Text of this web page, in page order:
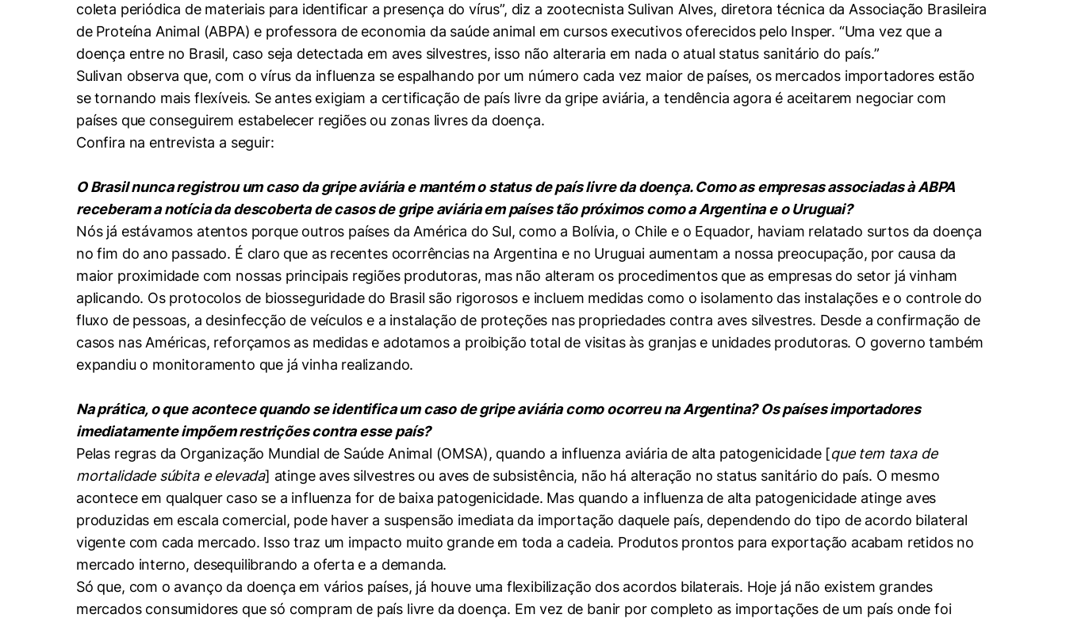
coleta periódica de materiais para identificar a presença do vírus”, diz a zootecnista Sulivan Alves, diretora técnica da Associação Brasileira
de Proteína Animal (ABPA) e professora de economia da saúde animal em cursos executivos oferecidos pelo Insper. “Uma vez que a
doença entre no Brasil, caso seja detectada em aves silvestres, isso não alteraria em nada o atual status sanitário do país.”
Sulivan observa que, com o vírus da influenza se espalhando por um número cada vez maior de países, os mercados importadores estão
se tornando mais flexíveis. Se antes exigiam a certificação de país livre da gripe aviária, a tendência agora é aceitarem negociar com
países que conseguirem estabelecer regiões ou zonas livres da doença.
Confira na entrevista a seguir:
O Brasil nunca registrou um caso da gripe aviária e mantém o status de país livre da doença. Como as empresas associadas à ABPA
receberam a notícia da descoberta de casos de gripe aviária em países tão próximos como a Argentina e o Uruguai?
Nós já estávamos atentos porque outros países da América do Sul, como a Bolívia, o Chile e o Equador, haviam relatado surtos da doença
no fim do ano passado. É claro que as recentes ocorrências na Argentina e no Uruguai aumentam a nossa preocupação, por causa da
maior proximidade com nossas principais regiões produtoras, mas não alteram os procedimentos que as empresas do setor já vinham
aplicando. Os protocolos de biosseguridade do Brasil são rigorosos e incluem medidas como o isolamento das instalações e o controle do
fluxo de pessoas, a desinfecção de veículos e a instalação de proteções nas propriedades contra aves silvestres. Desde a confirmação de
casos nas Américas, reforçamos as medidas e adotamos a proibição total de visitas às granjas e unidades produtoras. O governo também
expandiu o monitoramento que já vinha realizando.
Na prática, o que acontece quando se identifica um caso de gripe aviária como ocorreu na Argentina? Os países importadores
imediatamente impõem restrições contra esse país?
Pelas regras da Organização Mundial de Saúde Animal (OMSA), quando a influenza aviária de alta patogenicidade [que tem taxa de
mortalidade súbita e elevada] atinge aves silvestres ou aves de subsistência, não há alteração no status sanitário do país. O mesmo
acontece em qualquer caso se a influenza for de baixa patogenicidade. Mas quando a influenza de alta patogenicidade atinge aves
produzidas em escala comercial, pode haver a suspensão imediata da importação daquele país, dependendo do tipo de acordo bilateral
vigente com cada mercado. Isso traz um impacto muito grande em toda a cadeia. Produtos prontos para exportação acabam retidos no
mercado interno, desequilibrando a oferta e a demanda.
Só que, com o avanço da doença em vários países, já houve uma flexibilização dos acordos bilaterais. Hoje já não existem grandes
mercados consumidores que só compram de país livre da doença. Em vez de banir por completo as importações de um país onde foi